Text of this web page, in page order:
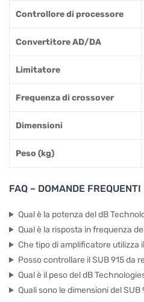
Controllore di processore
Convertitore AD/DA
Limitatore
Frequenza di crossover
Dimensioni
Peso (kg)
FAQ – DOMANDE FREQUENTI
Qual è la potenza del dB
Qual è la risposta in frequenza
Che tipo di amplificatore utilizza
Posso controllare il SUB 915 da
Qual è il peso del dB
Quali sono le dimensioni del SUB